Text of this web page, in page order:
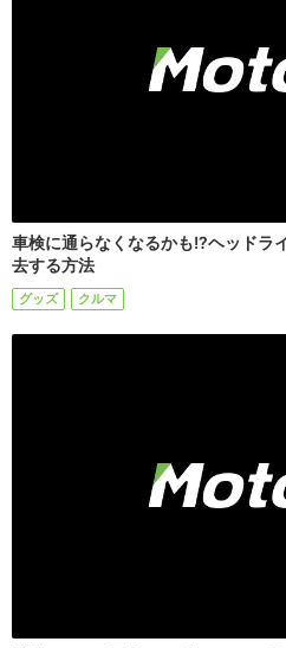
車検に通らなくなるかも!?ヘッドラ
去する方法
グッズ クルマ